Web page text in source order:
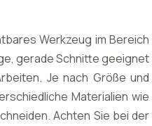
Werkzeug im Bereich
gerade Schnitte geeignet
Je nach Größe und
Materialien wie
Achten Sie bei der